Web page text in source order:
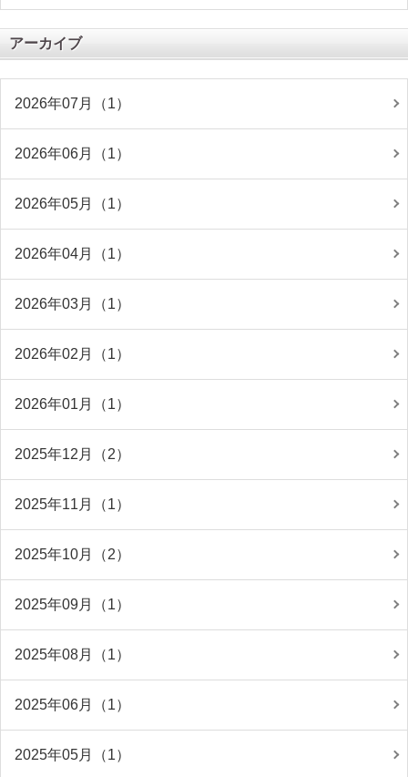
アーカイブ
2026年07月（1）
2026年06月（1）
2026年05月（1）
2026年04月（1）
2026年03月（1）
2026年02月（1）
2026年01月（1）
2025年12月（2）
2025年11月（1）
2025年10月（2）
2025年09月（1）
2025年08月（1）
2025年06月（1）
2025年05月（1）